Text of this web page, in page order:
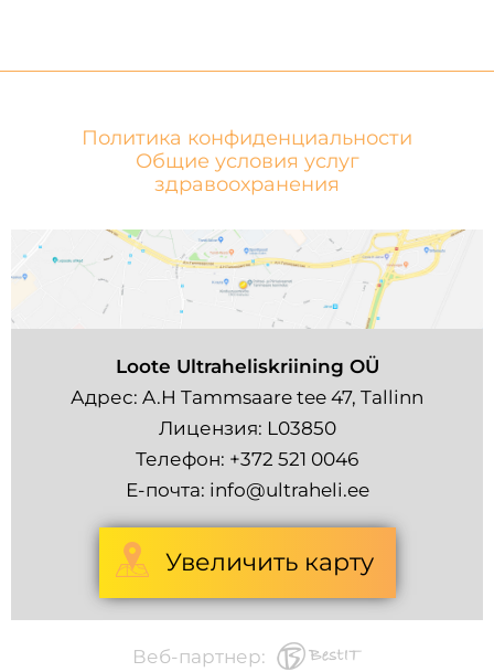
Политика конфиденциальности
Общие условия услуг
здравоохранения
Loote Ultraheliskriining OÜ
Адрес: A.H Tammsaare tee 47, Tallinn
Лицензия: L03850
Телефон: +372 521 0046
Е-почта: info@ultraheli.ee
Увеличить карту
Веб-партнер: